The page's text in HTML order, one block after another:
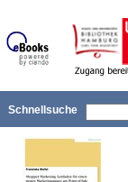
Schnellsuche